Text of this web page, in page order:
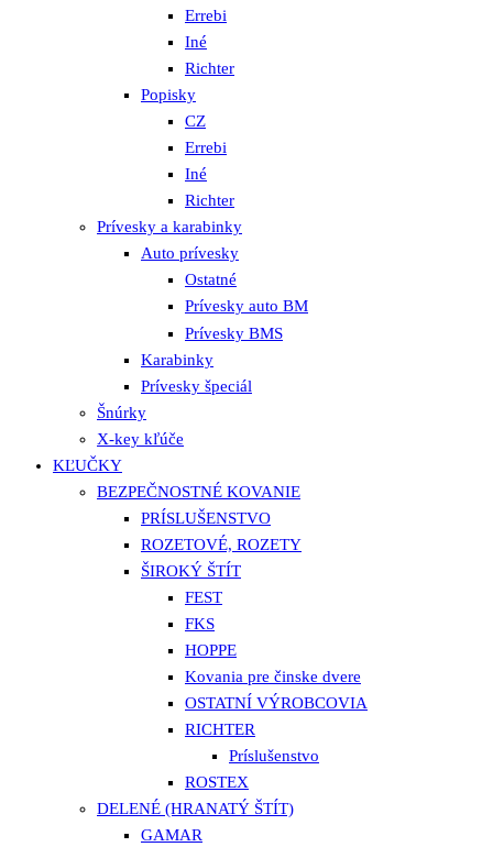
Errebi
Iné
Richter
Popisky
CZ
Errebi
Iné
Richter
Prívesky a karabinky
Auto prívesky
Ostatné
Prívesky auto BM
Prívesky BMS
Karabinky
Prívesky špeciál
Šnúrky
X-key kľúče
KĽUČKY
BEZPEČNOSTNÉ KOVANIE
PRÍSLUŠENSTVO
ROZETOVÉ, ROZETY
ŠIROKÝ ŠTÍT
FEST
FKS
HOPPE
Kovania pre činske dvere
OSTATNÍ VÝROBCOVIA
RICHTER
Príslušenstvo
ROSTEX
DELENÉ (HRANATÝ ŠTÍT)
GAMAR